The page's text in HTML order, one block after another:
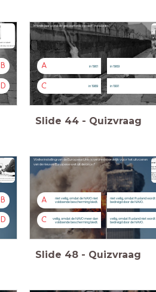
B
D
In welk jaar vond de gebeurtenis op de foto plaats?
A in 1961 in 1969
C in 1989 in 1991
Slide 44 - Quizvraag
B
D
Welke instelling van de Europese Unie is verantwoordelijk voor het uitvoeren
van de nieuwe Europese wet uit de bron?
A
niet veilig, omdat de NAVO niet
voldoende bescherming biedt.
niet veilig, omdat Rusland wordt
bedreigd door de NAVO.
C
veilig, omdat de NAVO meer dan
voldoende bescherming biedt.
veilig, omdat Rusland niet wordt
bedreigd door de NAVO.
Slide 48 - Quizvraag